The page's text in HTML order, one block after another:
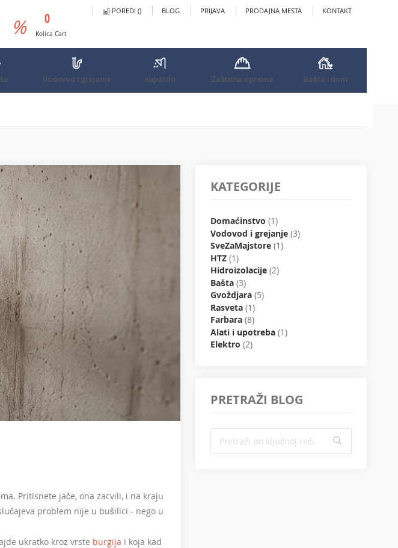
POREDI () BLOG PRIJAVA PRODAJNA MESTA KONTAKT
% 0predmeta
Kolica Cart
Vodovod i grejanje Kupatilo Zaštitna oprema Bašta i dom
Pritisnete jače, ona zacvili, i na kraju
problem nije u bušilici - nego u
ukratko kroz vrste burgija i koja kad
KATEGORIJE
Domaćinstvo (1)
Vodovod i grejanje (3)
SveZaMajstore (1)
HTZ (1)
Hidroizolacije (2)
Bašta (3)
Gvoždjara (5)
Rasveta (1)
Farbara (8)
Alati i upotreba (1)
Elektro (2)
PRETRAŽI BLOG